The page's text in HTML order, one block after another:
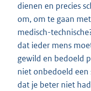
dienen en precies
om, om te gaan
medisch-
dat ieder mens
gewild en bedoeld
niet onbedoeld een
dat je beter niet